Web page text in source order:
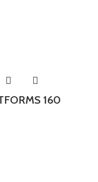
160